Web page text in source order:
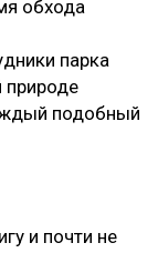
обхода
парка
природе
подобный
и почти не